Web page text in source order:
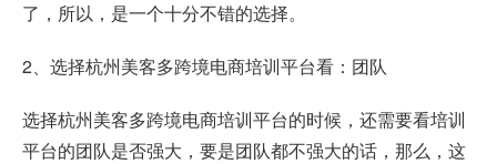
了，所以，是一个十分不错的选择。
2、选择杭州美客多跨境电商培训平台看：团队
选择杭州美客多跨境电商培训平台的时候，还需要看培训
平台的团队是否强大，要是团队都不强大的话，那么，这